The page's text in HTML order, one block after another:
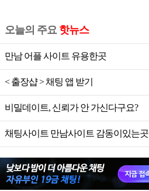
오늘의 주요핫뉴스
만남 어플 사이트 유용한곳
< 출장샵 > 채팅 앱 받기
비밀데이트, 신뢰가 안 가신다구요?
채팅사이트 만남사이트 감동이있는곳